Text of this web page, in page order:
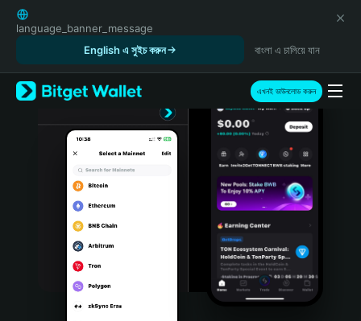
English
日本語
Русский
Español (Latinoamérica)
Türkçe
Português (Portugal)
Bahasa Indonesia
language_banner_message
English এ সুইচ করুন
বাংলা এ চালিয়ে যান
এখনই ডাউনলোড করুন